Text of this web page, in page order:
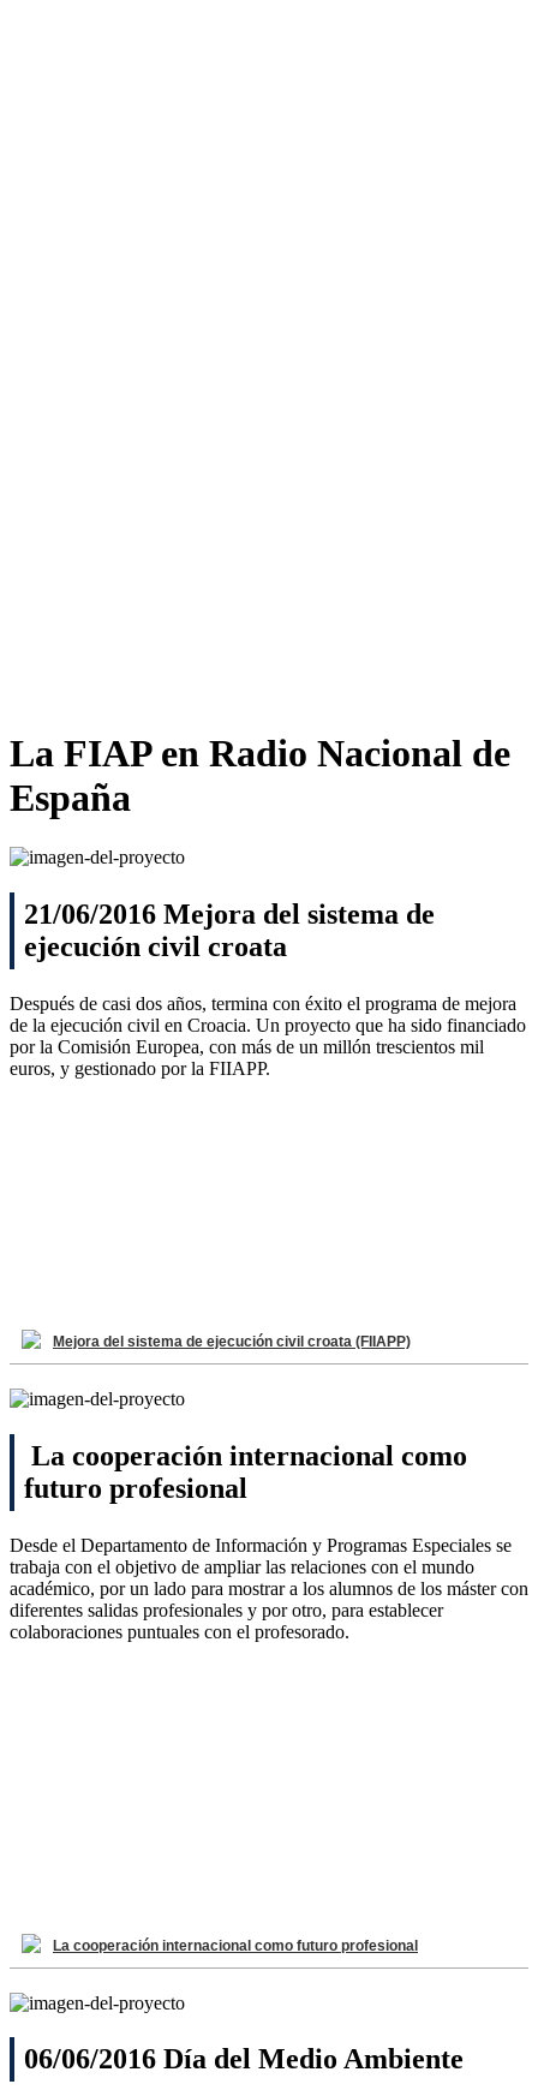
La FIAP en Radio Nacional de
España
21/06/2016 Mejora del sistema de
ejecución civil croata
Después de casi dos años, termina con éxito el programa de mejora
de la ejecución civil en Croacia. Un proyecto que ha sido financiado
por la Comisión Europea, con más de un millón trescientos mil
euros, y gestionado por la FIIAPP.
Mejora del sistema de ejecución civil croata (FIIAPP)
La cooperación internacional como
futuro profesional
Desde el Departamento de Información y Programas Especiales se
trabaja con el objetivo de ampliar las relaciones con el mundo
académico, por un lado para mostrar a los alumnos de los máster con
diferentes salidas profesionales y por otro, para establecer
colaboraciones puntuales con el profesorado.
La cooperación internacional como futuro profesional
06/06/2016 Día del Medio Ambiente